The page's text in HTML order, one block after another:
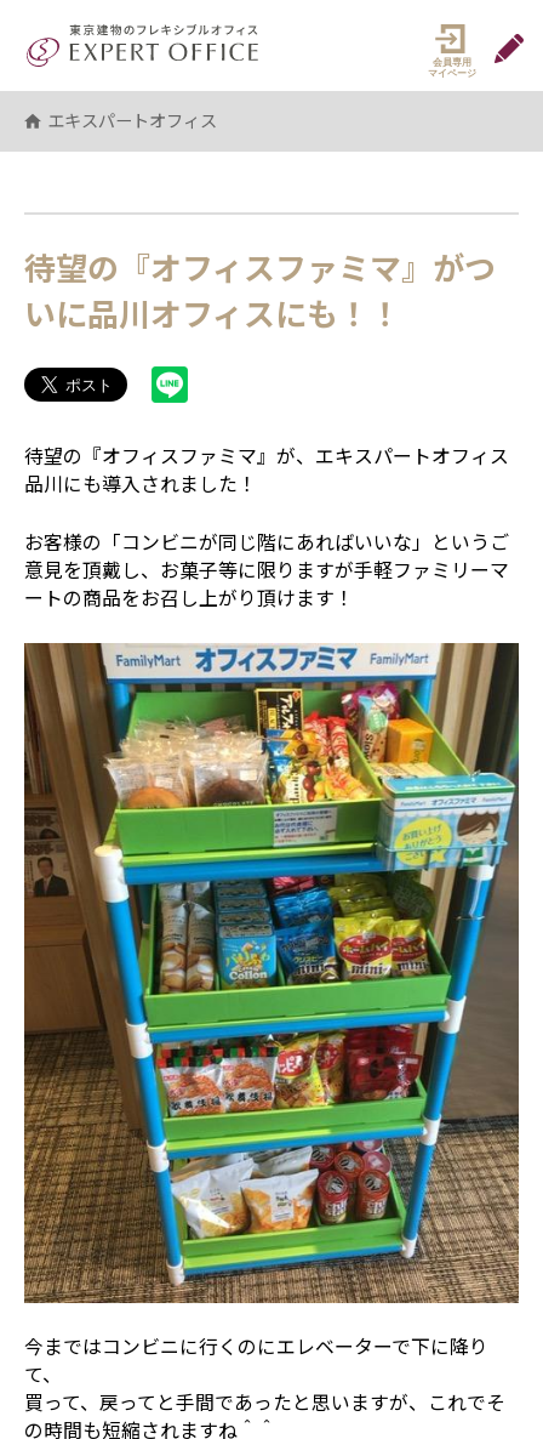
エキスパートオフィス（マイペ
エキスパートオフィス
待望の『オフィスファミマ』がつ
いに品川オフィスにも！！
待望の『オフィスファミマ』が、エキスパートオフィス
品川にも導入されました！
お客様の「コンビニが同じ階にあればいいな」というご
意見を頂戴し、お菓子等に限りますが手軽ファミリーマ
ートの商品をお召し上がり頂けます！
今まではコンビニに行くのにエレベーターで下に降り
て、
買って、戻ってと手間であったと思いますが、これでそ
の時間も短縮されますね＾＾